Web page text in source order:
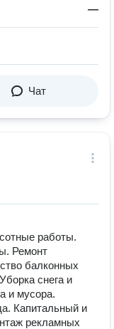
—
Чат
работы.
Ремонт
балконных
снега и
и мусора.
Капитальный и
рекламных